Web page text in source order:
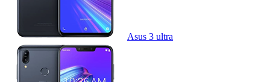
Asus 3 ultra